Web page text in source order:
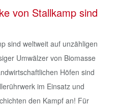
von Stallkamp sind
sind weltweit auf unzähligen
Umwälzer von Biomasse
Höfen sind
im Einsatz und
den Kampf an! Für